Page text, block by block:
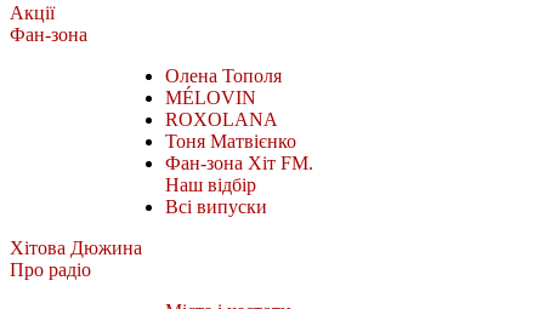
Акції
Фан-зона
Олена Тополя
MÉLOVIN
ROXOLANA
Тоня Матвієнко
Фан-зона Хіт FM.
Наш відбір
Всі випуски
Хітова Дюжина
Про радіо